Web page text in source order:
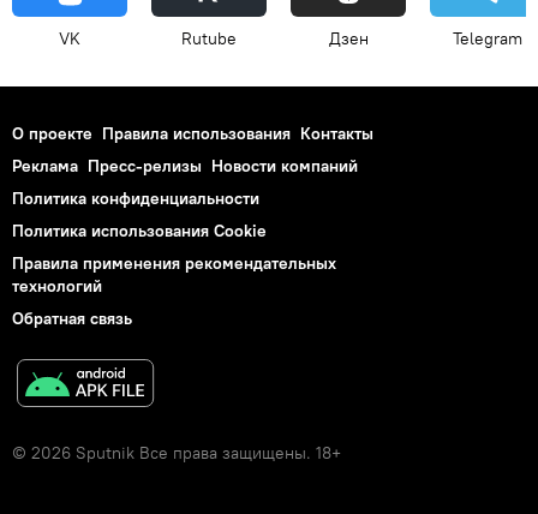
VK Rutube Дзен Telegram
О проекте Правила использования Контакты
Реклама Пресс-релизы Новости компаний
Политика конфиденциальности
Политика использования Cookie
Правила применения рекомендательных
технологий
Обратная связь
© 2026 Sputnik Все права защищены. 18+